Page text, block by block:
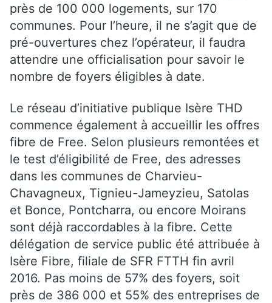
près de 100 000 logements, sur 170
communes. Pour l’heure, il ne s’agit que de
pré-ouvertures chez l’opérateur, il faudra
attendre une officialisation pour savoir le
nombre de foyers éligibles à date.
Le réseau d’initiative publique Isère THD
commence également à accueillir les offres
fibre de Free. Selon plusieurs remontées et
le test d’éligibilité de Free, des adresses
dans les communes de Charvieu-
Chavagneux, Tignieu-Jameyzieu, Satolas
et Bonce, Pontcharra, ou encore Moirans
sont déjà raccordables à la fibre. Cette
délégation de service public été attribuée à
Isère Fibre, filiale de SFR FTTH fin avril
2016. Pas moins de 57% des foyers, soit
près de 386 000 et 55% des entreprises de